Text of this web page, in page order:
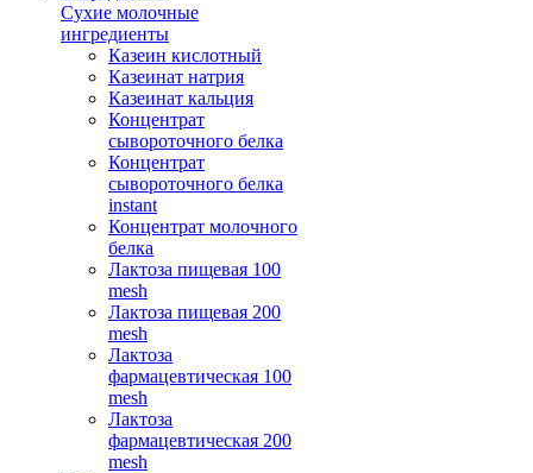
Сухие молочные
ингредиенты
Казеин кислотный
Казеинат натрия
Казеинат кальция
Концентрат
сывороточного белка
Концентрат
сывороточного белка
instant
Концентрат молочного
белка
Лактоза пищевая 100
mesh
Лактоза пищевая 200
mesh
Лактоза
фармацевтическая 100
mesh
Лактоза
фармацевтическая 200
mesh